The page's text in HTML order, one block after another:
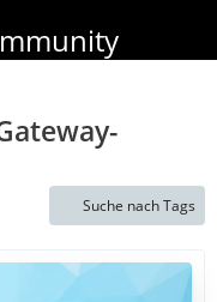
Suche nach Tags